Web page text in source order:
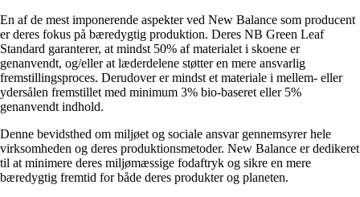
En af de mest imponerende aspekter ved New Balance som producent
er deres fokus på bæredygtig produktion. Deres NB Green Leaf
Standard garanterer, at mindst 50% af materialet i skoene er
genanvendt, og/eller at læderdelene støtter en mere ansvarlig
fremstillingsproces. Derudover er mindst et materiale i mellem- eller
ydersålen fremstillet med minimum 3% bio-baseret eller 5%
genanvendt indhold.
Denne bevidsthed om miljøet og sociale ansvar gennemsyrer hele
virksomheden og deres produktionsmetoder. New Balance er dedikeret
til at minimere deres miljømæssige fodaftryk og sikre en mere
bæredygtig fremtid for både deres produkter og planeten.